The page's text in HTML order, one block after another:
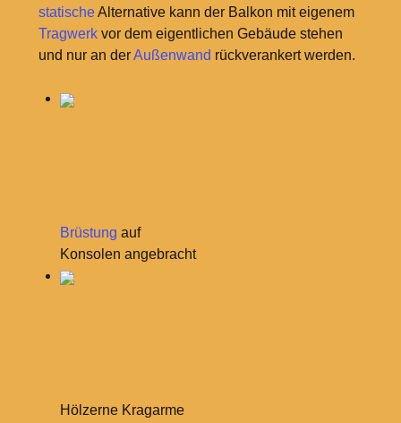
statischeAlternative kann der Balkon mit eigenem
Tragwerkvor dem eigentlichen Gebäude stehen
und nur an derAußenwand rückverankert werden.
Brüstung auf
Konsolen angebracht
Hölzerne Kragarme